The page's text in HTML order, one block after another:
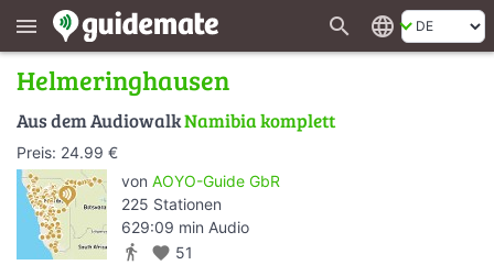
menu search language
Helmeringhausen
Aus dem AudiowalkNamibia komplett
Preis: 24.99 €
von AOYO-Guide GbR
225 Stationen
629:09 min Audio
directions_walk favorite 51